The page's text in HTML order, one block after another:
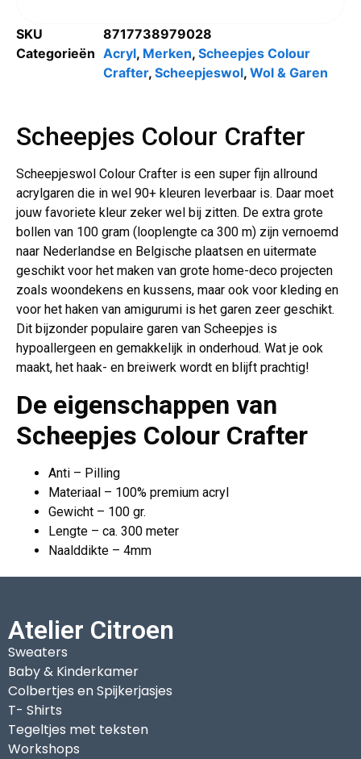
SKU
8717738979028
Categorieën Acryl, Merken, Scheepjes Colour
Crafter, Scheepjeswol, Wol & Garen
Scheepjes Colour Crafter
Scheepjeswol Colour Crafter is een super fijn allround
acrylgaren die in wel 90+ kleuren leverbaar is. Daar moet
jouw favoriete kleur zeker wel bij zitten. De extra grote
bollen van 100 gram (looplengte ca 300 m) zijn vernoemd
naar Nederlandse en Belgische plaatsen en uitermate
geschikt voor het maken van grote home-deco projecten
zoals woondekens en kussens, maar ook voor kleding en
voor het haken van amigurumi is het garen zeer geschikt.
Dit bijzonder populaire garen van Scheepjes is
hypoallergeen en gemakkelijk in onderhoud. Wat je ook
maakt, het haak- en breiwerk wordt en blijft prachtig!
De eigenschappen van
Scheepjes Colour Crafter
Anti – Pilling
Materiaal – 100% premium acryl
Gewicht – 100 gr.
Lengte – ca. 300 meter
Naalddikte – 4mm
Atelier Citroen
Sweaters
Baby & Kinderkamer
Colbertjes en Spijkerjasjes
T- Shirts
Tegeltjes met teksten
Workshops